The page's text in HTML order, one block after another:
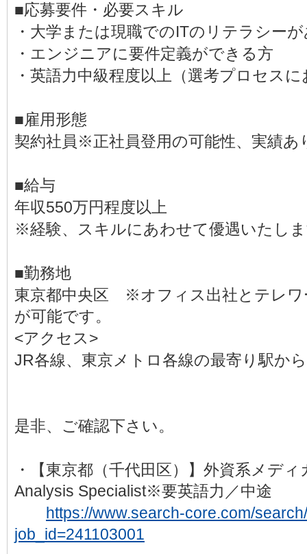
■応募要件・必要スキル
・大学または現職でのITのリテラシー
・エンジニアに要件定義ができる方
・英語力中級程度以上（選考プロセス
■雇用形態
契約社員※正社員登用の可能性、実績あ
■給与
年収550万円程度以上
※経験、スキルにあわせて優遇いたし
■勤務地
東京都中央区 ※オフィス出社とテレワ
が可能です。
<アクセス>
JR各線、東京メトロ各線の最寄り駅か
是非、ご確認下さい。
・【東京都（千代田区）】外資系メデ
Analysis Specialist※要英語力／中途
https://www.search-core.com/
job_id=241103001